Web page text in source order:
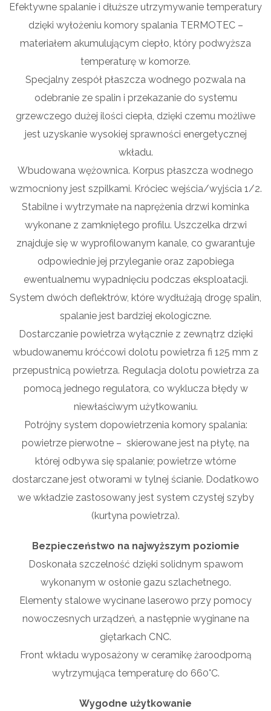
Efektywne spalanie i dłuższe utrzymywanie temperatury
dzięki wyłożeniu komory spalania TERMOTEC –
materiałem akumulującym ciepło, który podwyższa
temperaturę w komorze.
Specjalny zespół płaszcza wodnego pozwala na
odebranie ze spalin i przekazanie do systemu
grzewczego dużej ilości ciepła, dzięki czemu możliwe
jest uzyskanie wysokiej sprawności energetycznej
wkładu.
Wbudowana wężownica. Korpus płaszcza wodnego
wzmocniony jest szpilkami. Króciec wejścia/wyjścia 1/2.
Stabilne i wytrzymałe na naprężenia drzwi kominka
wykonane z zamkniętego profilu. Uszczelka drzwi
znajduje się w wyprofilowanym kanale, co gwarantuje
odpowiednie jej przyleganie oraz zapobiega
ewentualnemu wypadnięciu podczas eksploatacji.
System dwóch deflektrów, które wydłużają drogę spalin,
spalanie jest bardziej ekologiczne.
Dostarczanie powietrza wyłącznie z zewnątrz dzięki
wbudowanemu króćcowi dolotu powietrza fi 125 mm z
przepustnicą powietrza. Regulacja dolotu powietrza za
pomocą jednego regulatora, co wyklucza błędy w
niewłaściwym użytkowaniu.
Potrójny system dopowietrzenia komory spalania:
powietrze pierwotne – skierowane jest na płytę, na
której odbywa się spalanie; powietrze wtórne
dostarczane jest otworami w tylnej ścianie. Dodatkowo
we wkładzie zastosowany jest system czystej szyby
(kurtyna powietrza).
Bezpieczeństwo na najwyższym poziomie
Doskonała szczelność dzięki solidnym spawom
wykonanym w osłonie gazu szlachetnego.
Elementy stalowe wycinane laserowo przy pomocy
nowoczesnych urządzeń, a następnie wyginane na
giętarkach CNC.
Front wkładu wyposażony w ceramikę żaroodporną
wytrzymująca temperaturę do 660°C.
Wygodne użytkowanie